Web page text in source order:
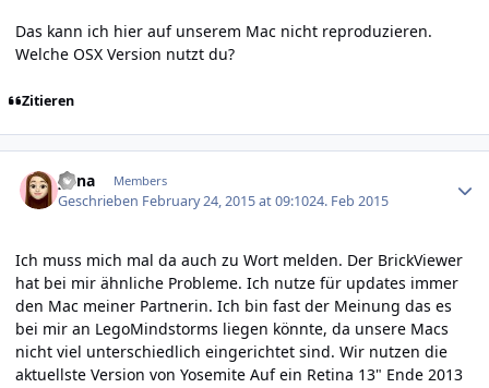
Das kann ich hier auf unserem Mac nicht reproduzieren.
Welche OSX Version nutzt du?
Zitieren
yuna Members
Geschrieben February 24, 2015 at 09:1024. Feb 2015
Ich muss mich mal da auch zu Wort melden. Der BrickViewer
hat bei mir ähnliche Probleme. Ich nutze für updates immer
den Mac meiner Partnerin. Ich bin fast der Meinung das es
bei mir an LegoMindstorms liegen könnte, da unsere Macs
nicht viel unterschiedlich eingerichtet sind. Wir nutzen die
aktuellste Version von Yosemite Auf ein Retina 13" Ende 2013